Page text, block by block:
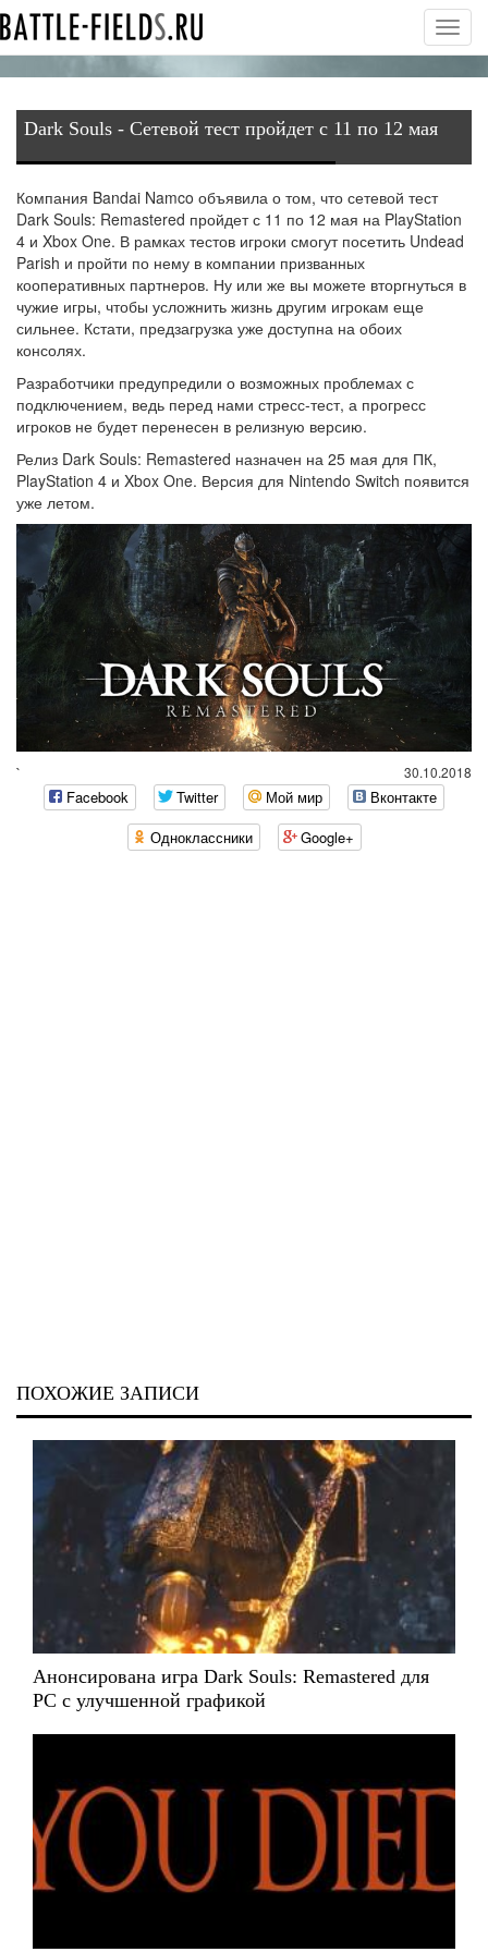
Dark Souls - Сетевой тест пройдет с 11 по 12 мая
Компания Bandai Namco объявила о том, что сетевой тест
Dark Souls: Remastered пройдет с 11 по 12 мая на PlayStation
4 и Xbox One. В рамках тестов игроки смогут посетить Undead
Parish и пройти по нему в компании призванных
кооперативных партнеров. Ну или же вы можете вторгнуться в
чужие игры, чтобы усложнить жизнь другим игрокам еще
сильнее. Кстати, предзагрузка уже доступна на обоих
консолях.
Разработчики предупредили о возможных проблемах с
подключением, ведь перед нами стресс-тест, а прогресс
игроков не будет перенесен в релизную версию.
Релиз Dark Souls: Remastered назначен на 25 мая для ПК,
PlayStation 4 и Xbox One. Версия для Nintendo Switch появится
уже летом.
30.10.2018
`
Facebook Twitter Мой мир
Вконтакте
Одноклассники
Google+
ПОХОЖИЕ ЗАПИСИ
Анонсирована игра Dark Souls: Remastered для
PC с улучшенной графикой